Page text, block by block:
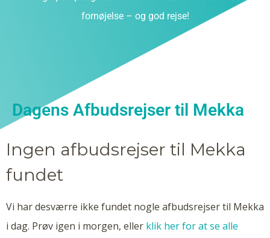
fornøjelse – og god rejse!
Dagens Afbudsrejser til Mekka
Ingen afbudsrejser til Mekka
fundet
Vi har desværre ikke fundet nogle afbudsrejser til Mekka
i dag. Prøv igen i morgen, eller klik her for at se alle